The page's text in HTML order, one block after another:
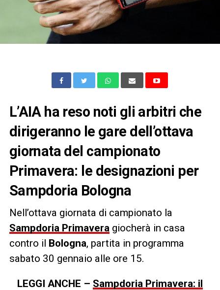
L’AIA ha reso noti gli arbitri che
dirigeranno le gare dell’ottava
giornata del campionato
Primavera: le designazioni per
Sampdoria Bologna
Nell’ottava giornata di campionato la
Sampdoria Primavera giocherà in casa
contro il Bologna, partita in programma
sabato 30 gennaio alle ore 15.
LEGGI ANCHE – Sampdoria Primavera: il